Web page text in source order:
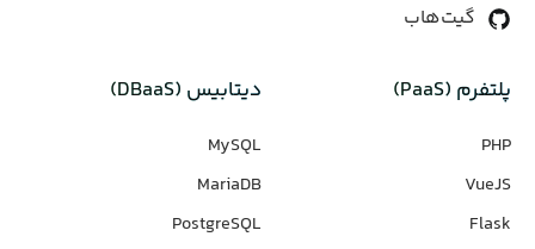
گیت‌هاب
پلتفرم (PaaS)
PHP
VueJS
Flask
دیتابیس‌ (DBaaS)
MySQL
MariaDB
PostgreSQL